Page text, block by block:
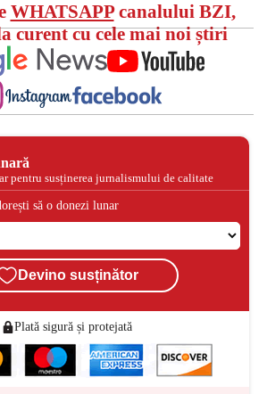
WHATSAPPcanalului BZI,
curent cu cele mai noi știri
pentru susținerea jurnalismului de calitate
să o donezi lunar
Devino susținător
Plată sigură și protejată